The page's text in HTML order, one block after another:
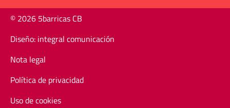
© 2026 5barricas CB
Diseño: integral comunicación
Nota legal
Política de privacidad
Uso de cookies